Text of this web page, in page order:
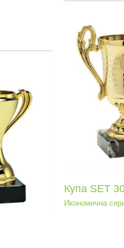
306.1
серия
Купа SEТ
Икономична